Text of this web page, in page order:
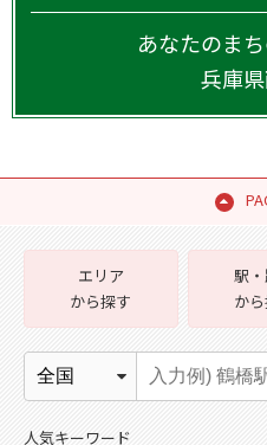
あなたのま
兵庫県
エリア
から探す
駅
か
人気キーワード